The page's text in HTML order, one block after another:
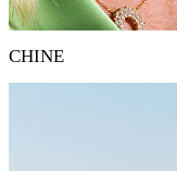
CHINE